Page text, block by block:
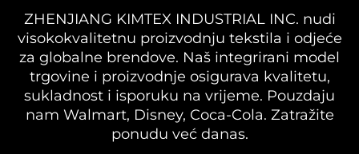
ZHENJIANG KIMTEX INDUSTRIAL INC. nudi
visokokvalitetnu proizvodnju tekstila i odjeće
za globalne brendove. Naš integrirani model
trgovine i proizvodnje osigurava kvalitetu,
sukladnost i isporuku na vrijeme. Pouzdaju
nam Walmart, Disney, Coca-Cola. Zatražite
ponudu već danas.